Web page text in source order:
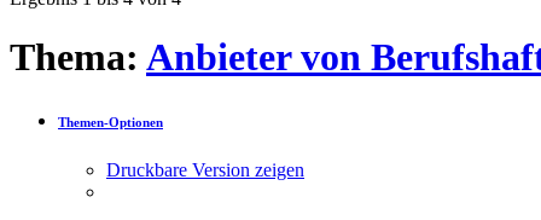
Thema: Anbieter von
Themen-Optionen
Druckbare Version zeigen